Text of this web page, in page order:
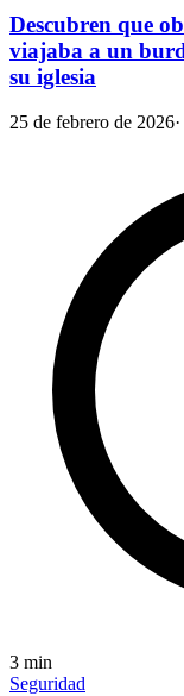
Descubren que
viajaba a un
su iglesia
25 de febrero de 2026·
3 min
Seguridad